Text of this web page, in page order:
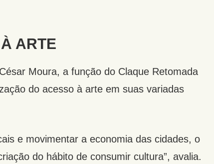
ARTE
Moura, a função do Claque Retomada
do acesso à arte em suas variadas
e movimentar a economia das cidades, o
do hábito de consumir cultura”, avalia.